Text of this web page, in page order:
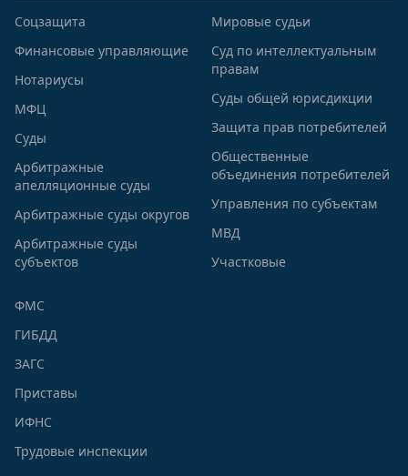
Соцзащита
Финансовые управляющие
Нотариусы
МФЦ
Суды
Арбитражные
апелляционные суды
Арбитражные суды округов
Арбитражные суды
субъектов
Мировые судьи
Суд по интеллектуальным
правам
Суды общей юрисдикции
Защита прав потребителей
Общественные
объединения потребителей
Управления по субъектам
МВД
Участковые
ФМС
ГИБДД
ЗАГС
Приставы
ИФНС
Трудовые инспекции